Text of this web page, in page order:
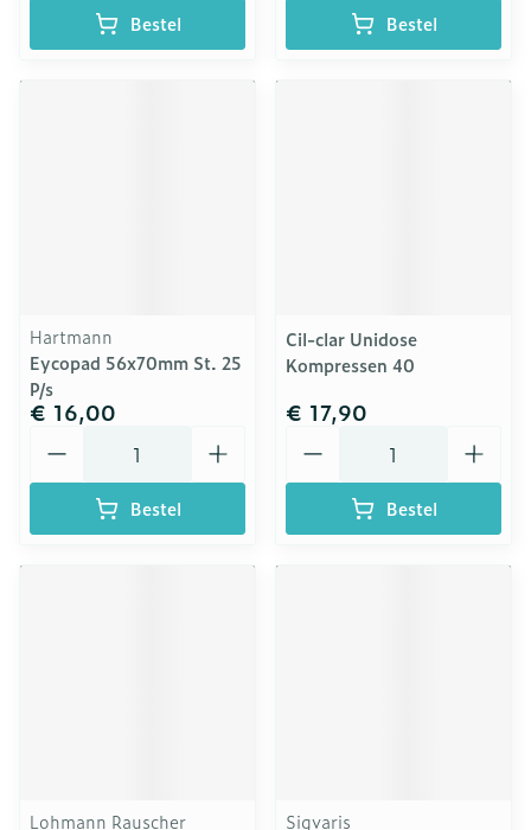
Bestel Bestel
Hartmann
Eycopad 56x70mm St. 25
P/s
€ 16,00
Bestel
Cil-clar Unidose
Kompressen 40
€ 17,90
Bestel
Lohmann Rauscher Sigvaris